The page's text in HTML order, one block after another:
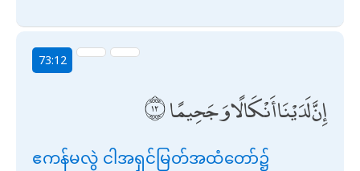
73:12
إِنَّ لَدَيْنَا أَنْكَالًا وَجَحِيمًا
ဧကန်မလွဲ ငါအရှင်မြတ်အထံတော်၌